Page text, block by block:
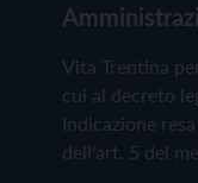
Vita Trentina
cui al decreto
Indicazione
dell'art. 5 del